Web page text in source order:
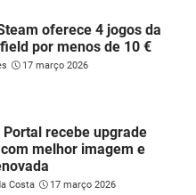
oferece 4 jogos da
por menos de 10 €
17 março 2026
Portal recebe upgrade
melhor imagem e
Costa 17 março 2026